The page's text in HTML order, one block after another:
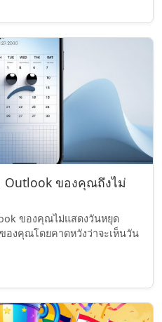
ของคุณถึงไม่
ของคุณไม่แสดงวันหยุด
งคุณโดยคาดหวังว่าจะเห็นวัน